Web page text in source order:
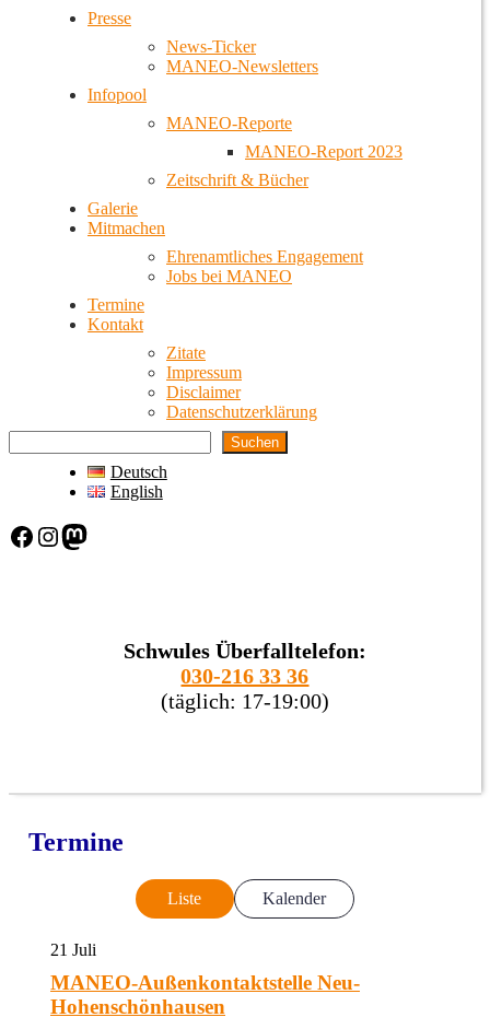
Presse
News-Ticker
MANEO-Newsletters
Infopool
MANEO-Reporte
MANEO-Report 2023
Zeitschrift & Bücher
Galerie
Mitmachen
Ehrenamtliches Engagement
Jobs bei MANEO
Termine
Kontakt
Zitate
Impressum
Disclaimer
Datenschutzerklärung
Suchen
Deutsch
English
Facebook Instagram Mastodon
Schwules Überfalltelefon:
030-216 33 36
(täglich: 17-19:00)
Termine
Liste Kalender
21 Juli
MANEO-Außenkontaktstelle Neu-
Hohenschönhausen